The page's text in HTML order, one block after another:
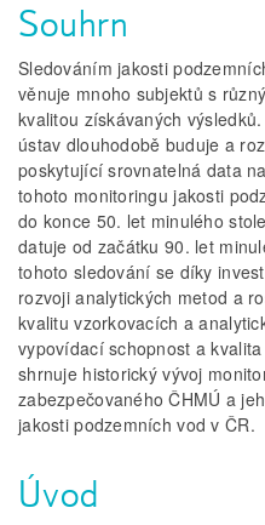
Souhrn
Sledováním jakosti
věnuje mnoho subjektů s
kvalitou získávaných
ústav dlouhodobě buduje a
poskytující srovnatelná data
tohoto monitoringu jakosti
do konce 50. let minulého
datuje od začátku 90. let
tohoto sledování se díky
rozvoji analytických metod a
kvalitu vzorkovacích a
vypovídací schopnost a
shrnuje historický vývoj
zabezpečovaného ČHMÚ a
jakosti podzemních vod v ČR.
Úvod